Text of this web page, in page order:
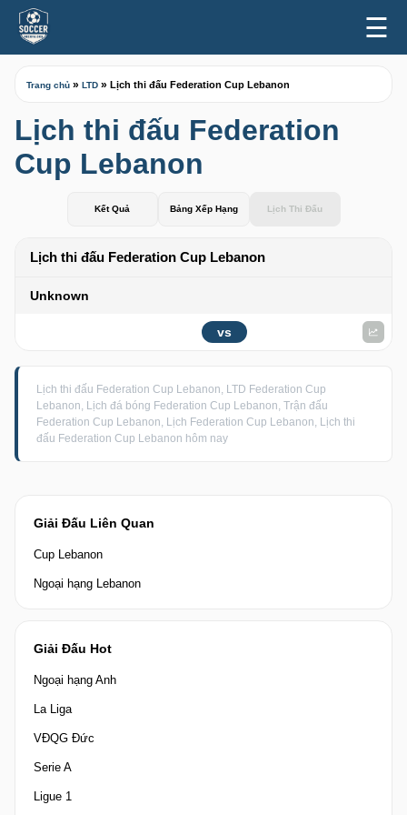
☰
Giải Đấu Liên Quan
Cup Lebanon
Ngoại hạng Lebanon
Giải Đấu Hot
Ngoại hạng Anh
La Liga
VĐQG Đức
Serie A
Ligue 1
Trang chủ » LTD » Lịch thi đấu Federation Cup Lebanon
Lịch thi đấu Federation
Cup Lebanon
Kết Quả Bảng Xếp Hạng Lịch Thi Đấu
Lịch thi đấu Federation Cup Lebanon
Unknown
vs
Lịch thi đấu Federation Cup Lebanon, LTD Federation Cup
Lebanon, Lịch đá bóng Federation Cup Lebanon, Trận đấu
Federation Cup Lebanon, Lịch Federation Cup Lebanon, Lịch thi
đấu Federation Cup Lebanon hôm nay